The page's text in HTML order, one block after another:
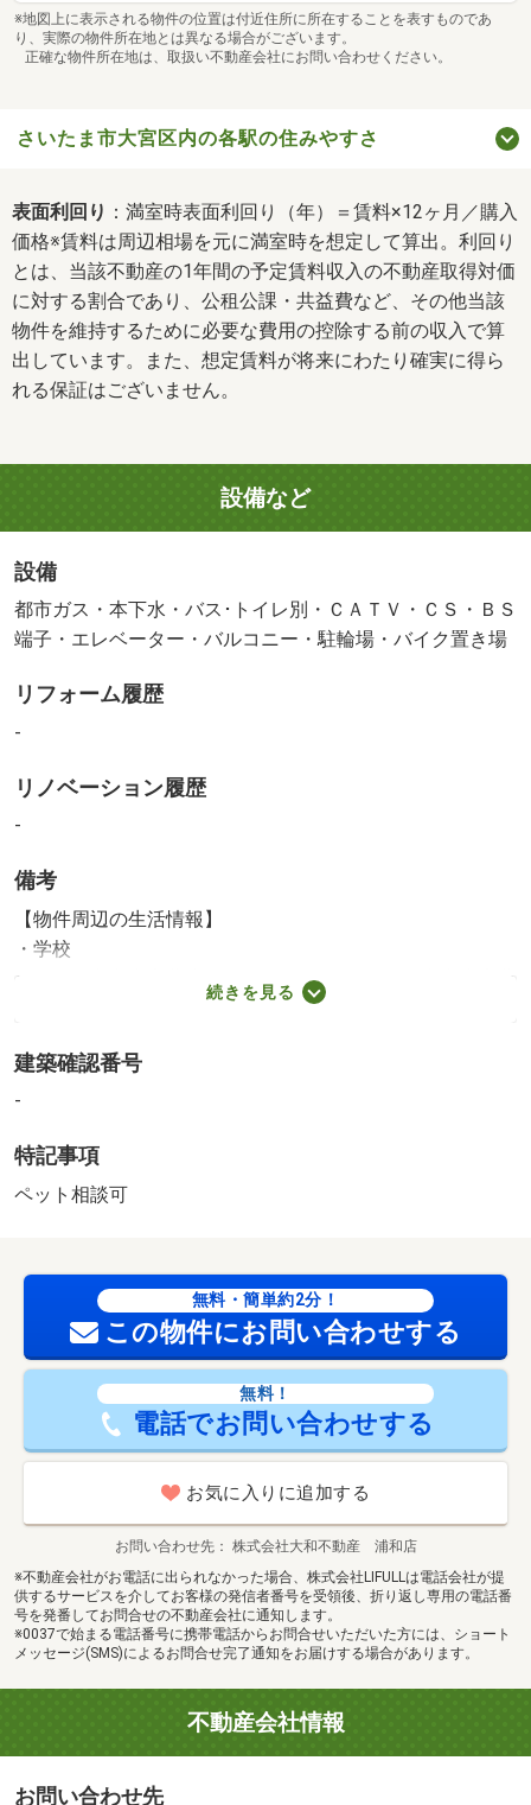
※地図上に表示される物件の位置は付近住所に所在することを表すものであ
り、実際の物件所在地とは異なる場合がございます。
正確な物件所在地は、取扱い不動産会社にお問い合わせください。
さいたま市大宮区内の各駅の住みやすさ
表面利回り ：満室時表面利回り（年）＝賃料×12ヶ月／購入
価格※賃料は周辺相場を元に満室時を想定して算出。利回り
とは、当該不動産の1年間の予定賃料収入の不動産取得対価
に対する割合であり、公租公課・共益費など、その他当該
物件を維持するために必要な費用の控除する前の収入で算
出しています。また、想定賃料が将来にわたり確実に得ら
れる保証はございません。
設備など
設備
都市ガス・本下水・バス･トイレ別・ＣＡＴＶ・ＣＳ・ＢＳ
端子・エレベーター・バルコニー・駐輪場・バイク置き場
リフォーム履歴
-
リノベーション履歴
-
備考
【物件周辺の生活情報】
・学校
さいたま市立大宮北小学校（196m）、さいたま市立大宮北
スーパー（260m）、コンビニ（112m）、ドラッグストア
（702m）
総合病院（582m）、公園（370m）、神戸幼稚園（376m）
※オーナーチェンジ物件 【駐車場備考】抽選制 【設
続きを見る
建築確認番号
-
特記事項
ペット相談可
無料・簡単約2分！
この物件にお問い合わせする
無料！
電話でお問い合わせする
お気に入りに追加する
お問い合わせ先
株式会社大和不動産 浦和店
※不動産会社がお電話に出られなかった場合、株式会社LIFULLは電話会社が提
供するサービスを介してお客様の発信者番号を受領後、折り返し専用の電話番
号を発番してお問合せの不動産会社に通知します。
※0037で始まる電話番号に携帯電話からお問合せいただいた方には、ショート
メッセージ(SMS)によるお問合せ完了通知をお届けする場合があります。
不動産会社情報
お問い合わせ先